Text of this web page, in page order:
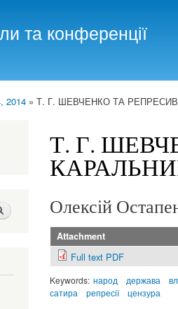
та конференції
2014 » Т. Г. ШЕВЧЕНКО ТА
Т. Г.
Олексій
Attachment
Full text PDF
Keywords: народ держава
сатира
репресії цензура